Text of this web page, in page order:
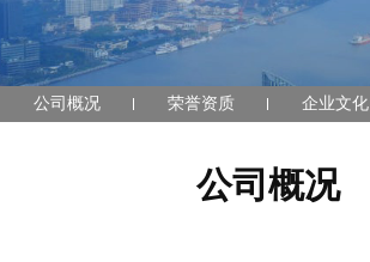
公司概况 荣誉资质 企业文化
公司概况